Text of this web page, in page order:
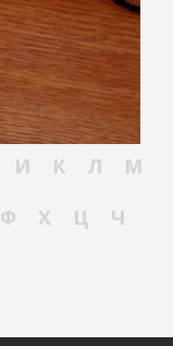
И К Л
М
Ф Х Ц
Ч